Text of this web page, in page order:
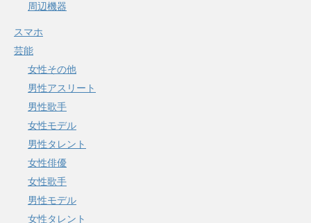
周辺機器
スマホ
芸能
女性その他
男性アスリート
男性歌手
女性モデル
男性タレント
女性俳優
女性歌手
男性モデル
女性タレント